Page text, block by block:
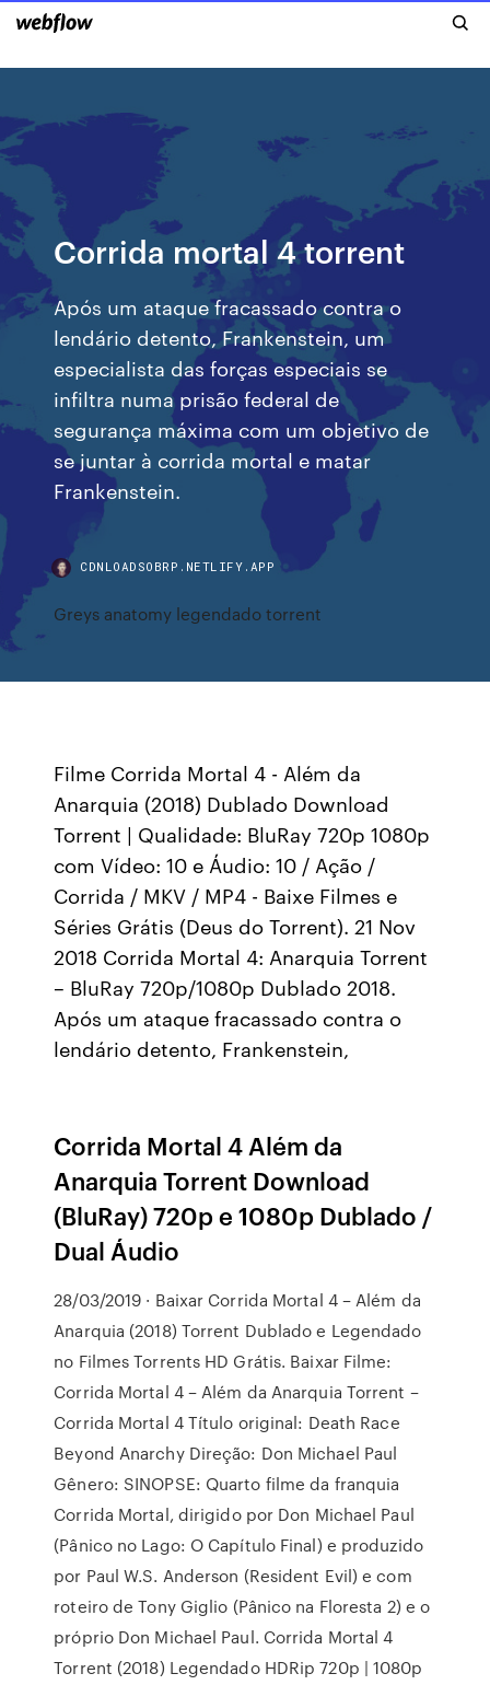
Corrida mortal 4 torrent
Após um ataque fracassado contra o
lendário detento, Frankenstein, um
especialista das forças especiais se
infiltra numa prisão federal de
segurança máxima com um objetivo de
se juntar à corrida mortal e matar
Frankenstein.
CDNLOADSOBRP.NETLIFY.APP
Greys anatomy legendado torrent
Filme Corrida Mortal 4 - Além da
Anarquia (2018) Dublado Download
Torrent | Qualidade: BluRay 720p 1080p
com Vídeo: 10 e Áudio: 10 / Ação /
Corrida / MKV / MP4 - Baixe Filmes e
Séries Grátis (Deus do Torrent). 21 Nov
2018 Corrida Mortal 4: Anarquia Torrent
– BluRay 720p/1080p Dublado 2018.
Após um ataque fracassado contra o
lendário detento, Frankenstein,
Corrida Mortal 4 Além da
Anarquia Torrent Download
(BluRay) 720p e 1080p Dublado /
Dual Áudio
28/03/2019 · Baixar Corrida Mortal 4 – Além da
Anarquia (2018) Torrent Dublado e Legendado
no Filmes Torrents HD Grátis. Baixar Filme:
Corrida Mortal 4 – Além da Anarquia Torrent –
Corrida Mortal 4 Título original: Death Race
Beyond Anarchy Direção: Don Michael Paul
Gênero: SINOPSE: Quarto filme da franquia
Corrida Mortal, dirigido por Don Michael Paul
(Pânico no Lago: O Capítulo Final) e produzido
por Paul W.S. Anderson (Resident Evil) e com
roteiro de Tony Giglio (Pânico na Floresta 2) e o
próprio Don Michael Paul. Corrida Mortal 4
Torrent (2018) Legendado HDRip 720p | 1080p